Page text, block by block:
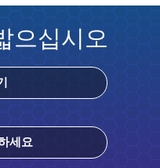
으십시오
세요